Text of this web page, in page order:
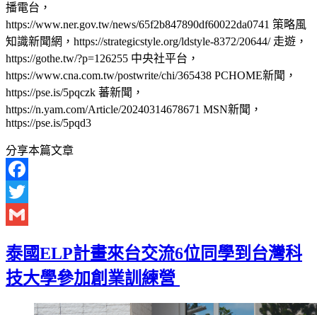
播電台，
https://www.ner.gov.tw/news/65f2b847890df60022da0741 策略風
知識新聞網，https://strategicstyle.org/ldstyle-8372/20644/ 走遊，
https://gothe.tw/?p=126255 中央社平台，
https://www.cna.com.tw/postwrite/chi/365438 PCHOME新聞，
https://pse.is/5pqczk 蕃新聞，
https://n.yam.com/Article/20240314678671 MSN新聞，
https://pse.is/5pqd3
分享本篇文章
Facebook
Twitter
泰國ELP計畫來台交流6位同學到台灣科
技大學參加創業訓練營